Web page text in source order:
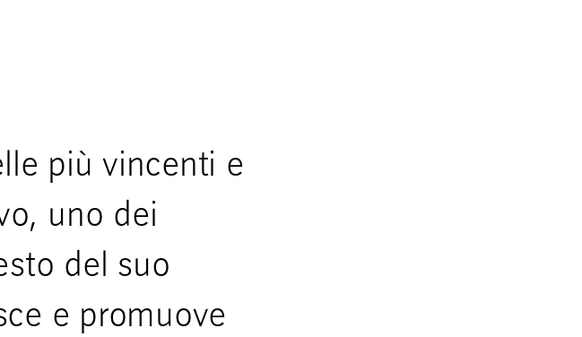
più vincenti e
uno dei
del suo
e promuove